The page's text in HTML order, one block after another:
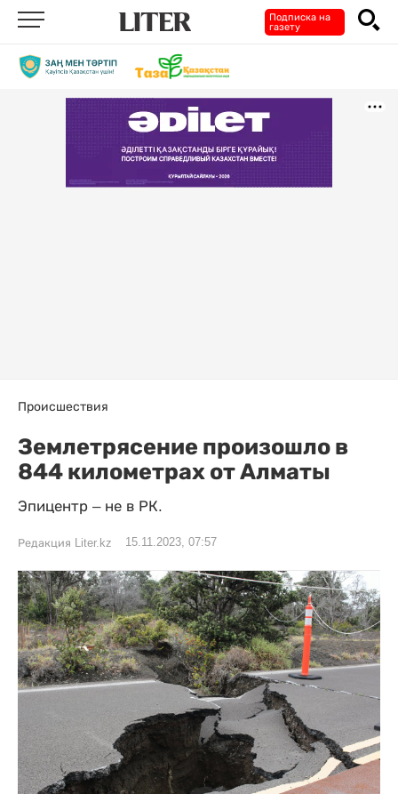
Подписка на
газету
Происшествия
Землетрясение произошло в
844 километрах от Алматы
Эпицентр – не в РК.
Редакция Liter.kz 15.11.2023, 07:57